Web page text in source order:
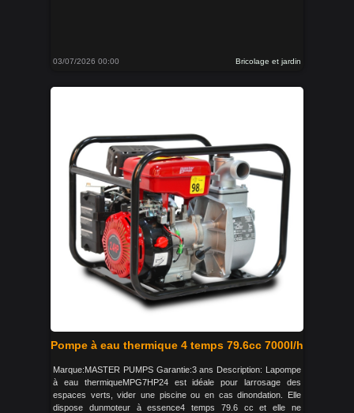
03/07/2026 00:00 Bricolage et jardin
Pompe à eau thermique 4 temps 79.6cc 7000l/h
Marque:MASTER PUMPS Garantie:3 ans Description: Lapompe
à eau thermiqueMPG7HP24 est idéale pour larrosage des
espaces verts, vider une piscine ou en cas dinondation. Elle
dispose dunmoteur à essence4 temps 79.6 cc et elle ne